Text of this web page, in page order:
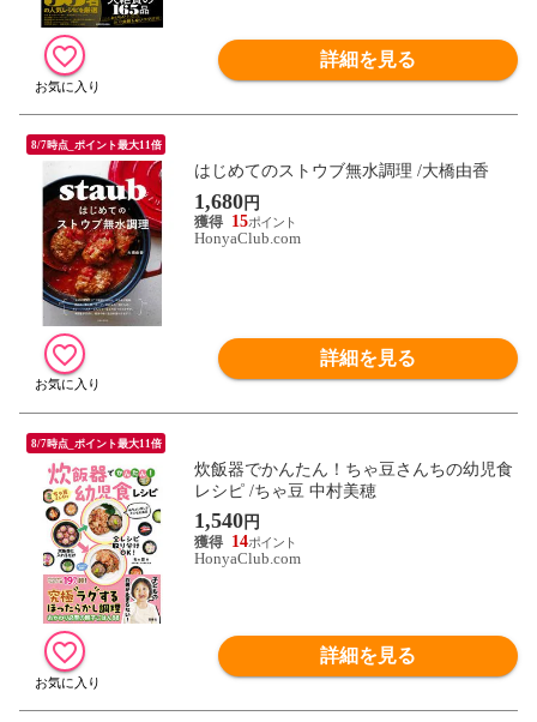
詳細を見る
8/7時点_ポイント最大11倍
はじめてのストウブ無水調理 /大橋由香
1,680円
15
HonyaClub.com
詳細を見る
8/7時点_ポイント最大11倍
炊飯器でかんたん！ちゃ豆さんちの幼児食
レシピ /ちゃ豆 中村美穂
1,540円
14
HonyaClub.com
詳細を見る